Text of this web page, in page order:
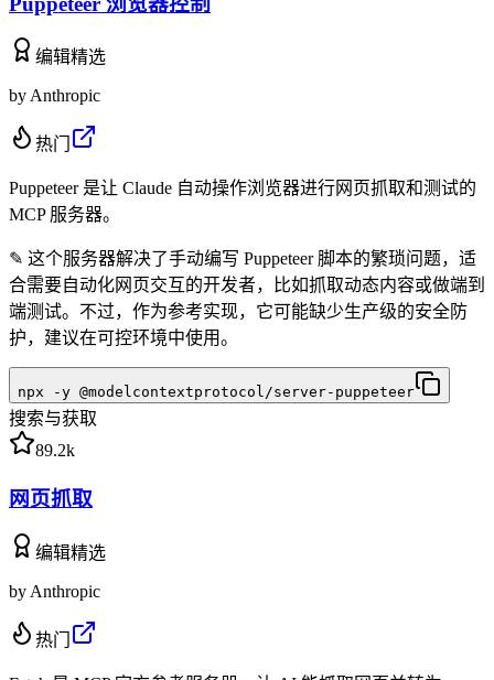
编辑精选
byAnthropic
热门
Puppeteer 是让 Claude 自动操作浏览器进行网页抓取和测试的
MCP 服务器。
✎ 这个服务器解决了手动编写 Puppeteer 脚本的繁琐问题，适
合需要自动化网页交互的开发者，比如抓取动态内容或做端到
端测试。不过，作为参考实现，它可能缺少生产级的安全防
护，建议在可控环境中使用。
npx -y @modelcontextprotocol/server-puppeteer
搜索与获取
89.2k
网页抓取
编辑精选
by Anthropic
热门